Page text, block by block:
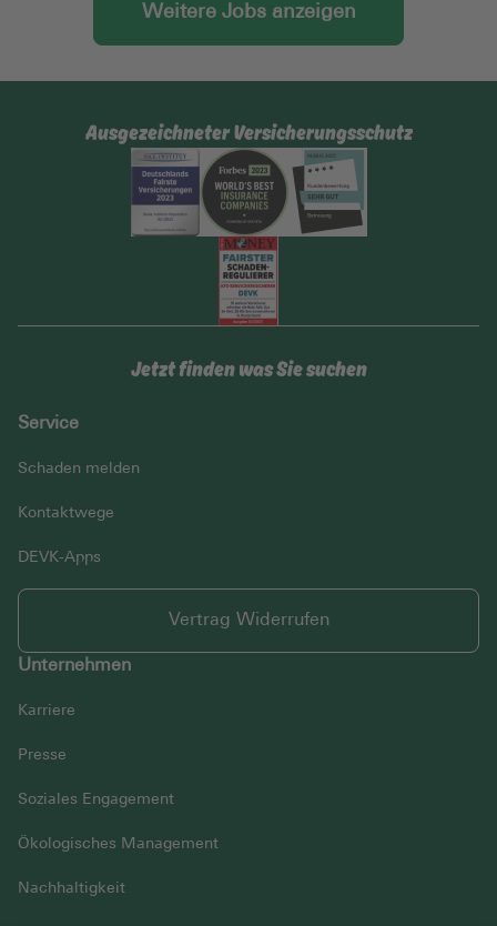
Weitere Jobs anzeigen
Ausgezeichneter Versicherungsschutz
Jetzt finden was Sie suchen
Service
Schaden melden
Kontaktwege
DEVK-Apps
Vertrag Widerrufen
Unternehmen
Karriere
Presse
Soziales Engagement
Ökologisches Management
Nachhaltigkeit